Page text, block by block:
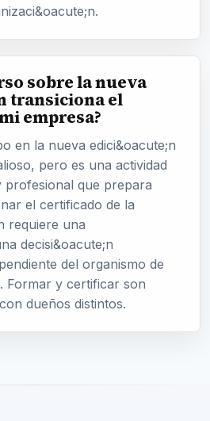
sobre la nueva
transiciona el
empresa?
en la nueva edici&oacute;n
pero es una actividad
profesional que prepara
el certificado de la
requiere una
decisi&oacute;n
del organismo de
Formar y certificar son
dueños distintos.